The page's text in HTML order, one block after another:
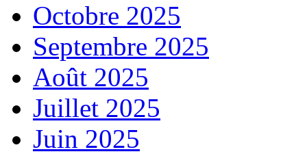
Octobre 2025
Septembre 2025
Août 2025
Juillet 2025
Juin 2025